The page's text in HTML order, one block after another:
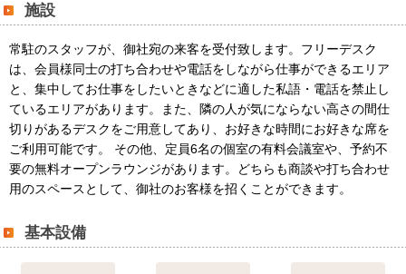
施設
常駐のスタッフが、御社宛の来客を受付致します。フリーデスク
は、会員様同士の打ち合わせや電話をしながら仕事ができるエリア
と、集中してお仕事をしたいときなどに適した私語・電話を禁止し
ているエリアがあります。また、隣の人が気にならない高さの間仕
切りがあるデスクをご用意してあり、お好きな時間にお好きな席を
ご利用可能です。 その他、定員6名の個室の有料会議室や、予約不
要の無料オープンラウンジがあります。どちらも商談や打ち合わせ
用のスペースとして、御社のお客様を招くことができます。
基本設備